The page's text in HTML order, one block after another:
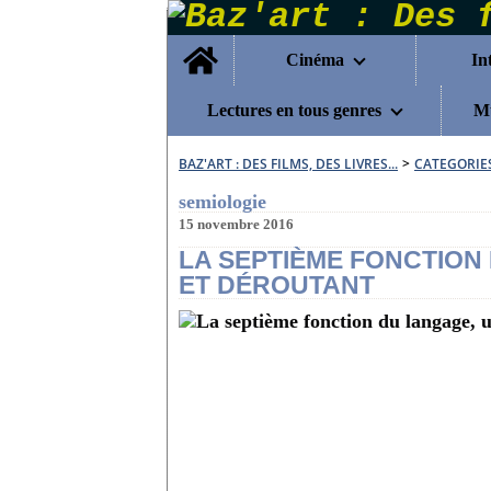
Home
Cinéma
Lectures en tous genres
BAZ'ART : DES FILMS, DES LIVRES... >
semiologie
15 novembre 2016
LA SEPTIÈME
ET DÉROUTANT